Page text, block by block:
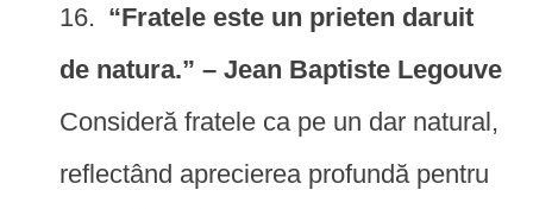
“Fratele este un prieten daruit
de natura.” – Jean Baptiste Legouve
Consideră fratele ca pe un dar natural,
reflectând aprecierea profundă pentru